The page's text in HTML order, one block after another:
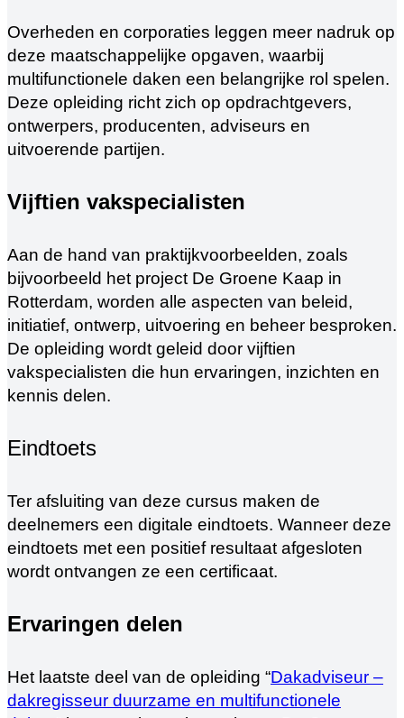
Overheden en corporaties leggen meer nadruk op
deze maatschappelijke opgaven, waarbij
multifunctionele daken een belangrijke rol spelen.
Deze opleiding richt zich op opdrachtgevers,
ontwerpers, producenten, adviseurs en
uitvoerende partijen.
Vijftien vakspecialisten
Aan de hand van praktijkvoorbeelden, zoals
bijvoorbeeld het project De Groene Kaap in
Rotterdam, worden alle aspecten van beleid,
initiatief, ontwerp, uitvoering en beheer besproken.
De opleiding wordt geleid door vijftien
vakspecialisten die hun ervaringen, inzichten en
kennis delen.
Eindtoets
Ter afsluiting van deze cursus maken de
deelnemers een digitale eindtoets. Wanneer deze
eindtoets met een positief resultaat afgesloten
wordt ontvangen ze een certificaat.
Ervaringen delen
Het laatste deel van de opleiding “Dakadviseur –
dakregisseur duurzame en multifunctionele